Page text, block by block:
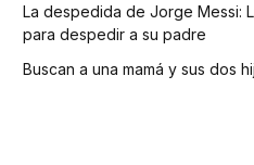
La despedida de Jorge Messi:
para despedir a su padre
Buscan a una mamá y sus dos